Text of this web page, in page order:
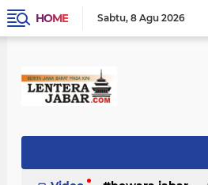
HOME Sabtu 8 Agu 2026